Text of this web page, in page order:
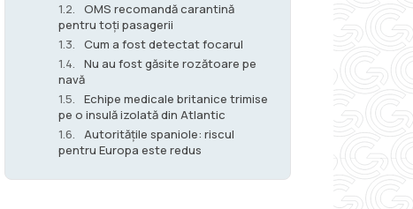
OMS recomandă carantină
pentru toți pasagerii
Cum a fost detectat focarul
Nu au fost găsite rozătoare pe
navă
Echipe medicale britanice trimise
pe o insulă izolată din Atlantic
Autoritățile spaniole: riscul
pentru Europa este redus